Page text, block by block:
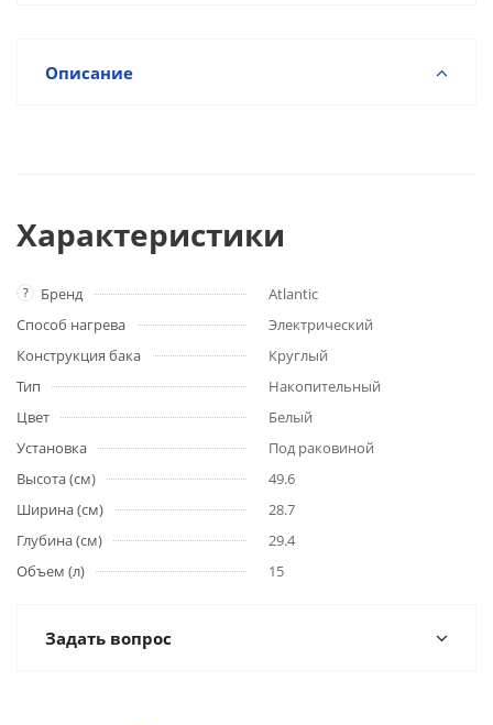
Описание
Характеристики
? Бренд
Atlantic
Способ нагрева
Электрический
Конструкция бака
Круглый
Тип
Накопительный
Цвет
Белый
Установка
Под раковиной
Высота (см)
49.6
Ширина (см)
28.7
Глубина (см)
29.4
Объем (л)
15
Задать вопрос